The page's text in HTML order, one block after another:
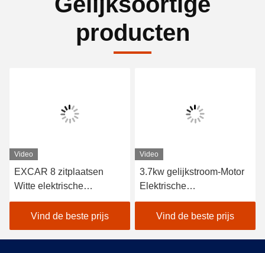
producten
Video
EXCAR 8 zitplaatsen
Witte elektrische
toeristische bus met een
17AH-oplader, geschikt
voor stads- en
resortgebieden
Vind de beste prijs
Video
3.7kw gelijkstroom-Motor
Elektrische
Sightseeingsauto 8 Witte
Elektrische de Pendelbus
van Seat
Vind de beste prijs